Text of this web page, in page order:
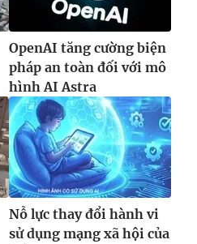
OpenAI tăng cường biện
pháp an toàn đối với mô
hình AI Astra
Nỗ lực thay đổi hành vi
sử dụng mạng xã hội của